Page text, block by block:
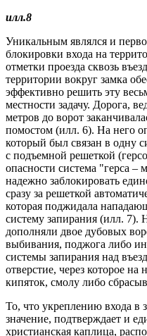
илл.8
Уникальным являлся и
блокировки входа на
отметки проезда сквозь
территории вокруг замка
эффективно решить эту
местности задачу. Дорога,
метров до ворот
помостом (илл. 6). На него
который был связан в одну
с подъемной решеткой
опасности система "герса –
надежно заблокировать
сразу за решеткой
которая поджидала
систему запирания (илл. 7).
дополняли двое дубовых
выбивания, поджога либо
системы запирания над
отверстие, через которое
кипяток, смолу либо
То, что укреплению входа в
значение, подтверждает и
христианская каплица,